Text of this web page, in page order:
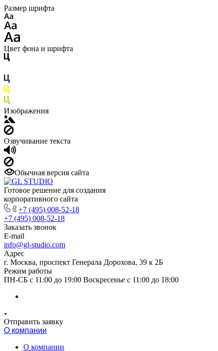
Размер шрифта
Цвет фона и шрифта
Изображения
Озвучивание текста
Обычная версия сайта
Готовое решение для создания
корпоративного сайта
+7 (495) 008-52-18
+7 (495) 008-52-18
Заказать звонок
E-mail
info@gl-studio.com
Адрес
г. Москва, проспект Генерала Дорохова, 39 к 2Б
Режим работы
ПН-СБ с 11:00 до 19:00 Воскресенье с 11:00 до 18:00
Отправить заявку
О компании
О компании